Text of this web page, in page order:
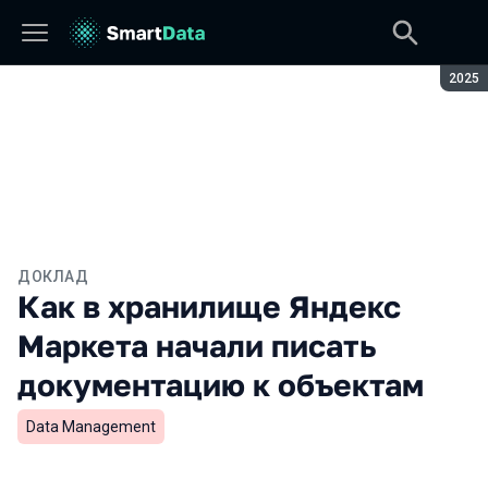
2025
ДОКЛАД
Как в хранилище Яндекс
Маркета начали писать
документацию к объектам
Data Management